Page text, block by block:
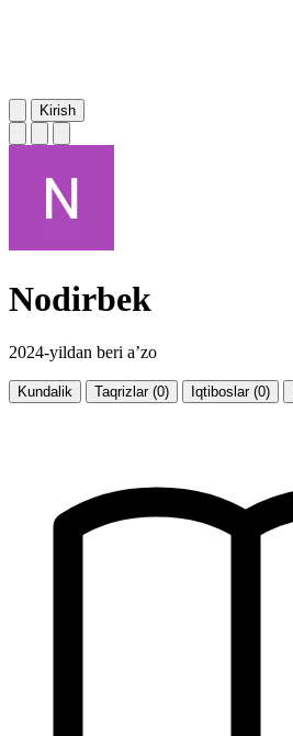
Kirish
Nodirbek
2024-yildan beri a’zo
Kundalik Taqrizlar (0) Iqtiboslar (0)